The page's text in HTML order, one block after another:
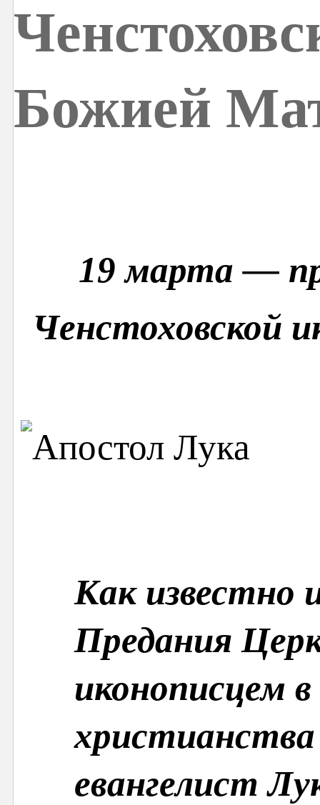
Божией
19 марта —
Ченстоховской
Как известно
Предания
иконописцем
евангелист